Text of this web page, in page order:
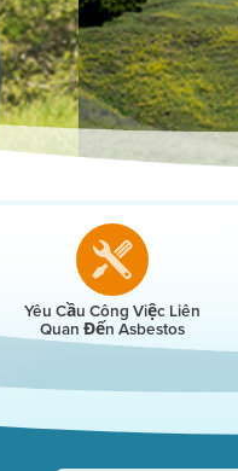
or
Yêu Cầu Công Việc Liên
Quan Đến Asbestos